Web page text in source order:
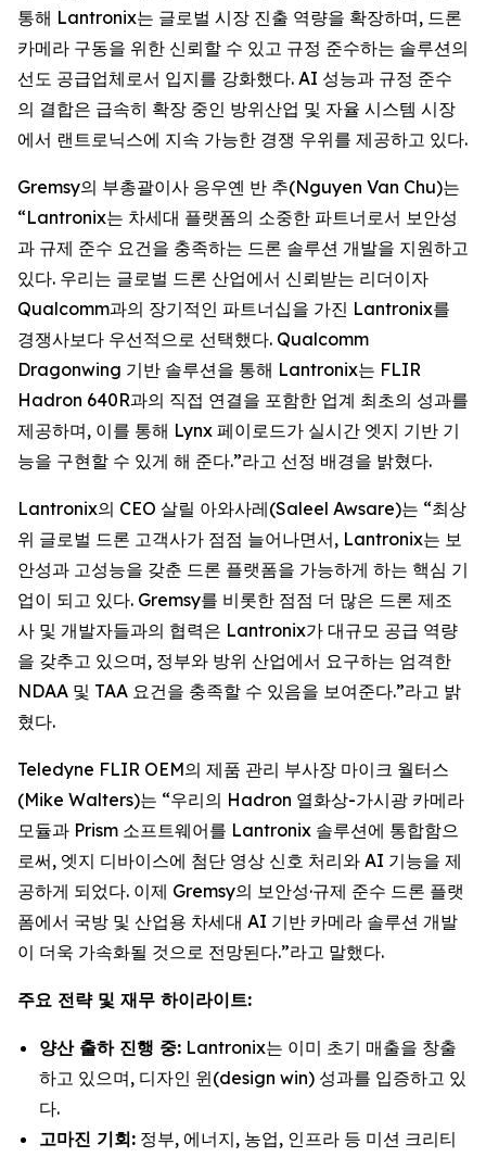
통해 Lantronix는 글로벌 시장 진출 역량을 확장하며, 드론
카메라 구동을 위한 신뢰할 수 있고 규정 준수하는 솔루션의
선도 공급업체로서 입지를 강화했다. AI 성능과 규정 준수
의 결합은 급속히 확장 중인 방위산업 및 자율 시스템 시장
에서 랜트로닉스에 지속 가능한 경쟁 우위를 제공하고 있다.
Gremsy의 부총괄이사 응우옌 반 추(Nguyen Van Chu)는
“Lantronix는 차세대 플랫폼의 소중한 파트너로서 보안성
과 규제 준수 요건을 충족하는 드론 솔루션 개발을 지원하고
있다. 우리는 글로벌 드론 산업에서 신뢰받는 리더이자
Qualcomm과의 장기적인 파트너십을 가진 Lantronix를
경쟁사보다 우선적으로 선택했다. Qualcomm
Dragonwing 기반 솔루션을 통해 Lantronix는 FLIR
Hadron 640R과의 직접 연결을 포함한 업계 최초의 성과를
제공하며, 이를 통해 Lynx 페이로드가 실시간 엣지 기반 기
능을 구현할 수 있게 해 준다.”라고 선정 배경을 밝혔다.
Lantronix의 CEO 살릴 아와사레(Saleel Awsare)는 “최상
위 글로벌 드론 고객사가 점점 늘어나면서, Lantronix는 보
안성과 고성능을 갖춘 드론 플랫폼을 가능하게 하는 핵심 기
업이 되고 있다. Gremsy를 비롯한 점점 더 많은 드론 제조
사 및 개발자들과의 협력은 Lantronix가 대규모 공급 역량
을 갖추고 있으며, 정부와 방위 산업에서 요구하는 엄격한
NDAA 및 TAA 요건을 충족할 수 있음을 보여준다.”라고 밝
혔다.
Teledyne FLIR OEM의 제품 관리 부사장 마이크 월터스
(Mike Walters)는 “우리의 Hadron 열화상-가시광 카메라
모듈과 Prism 소프트웨어를 Lantronix 솔루션에 통합함으
로써, 엣지 디바이스에 첨단 영상 신호 처리와 AI 기능을 제
공하게 되었다. 이제 Gremsy의 보안성·규제 준수 드론 플랫
폼에서 국방 및 산업용 차세대 AI 기반 카메라 솔루션 개발
이 더욱 가속화될 것으로 전망된다.”라고 말했다.
주요 전략 및 재무 하이라이트:
양산 출하 진행 중: Lantronix는 이미 초기 매출을 창출
하고 있으며, 디자인 윈(design win) 성과를 입증하고 있
다.
고마진 기회: 정부, 에너지, 농업, 인프라 등 미션 크리티